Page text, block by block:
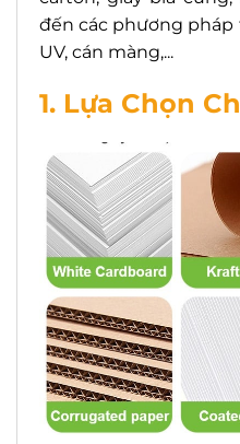
đến các phương
UV, cán màng,...
1. Lựa Chọn